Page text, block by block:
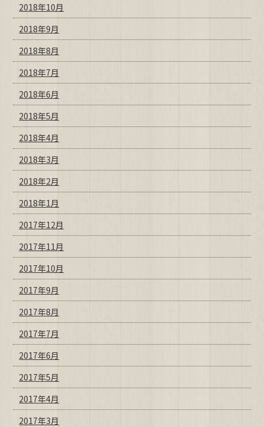
2018年10月
2018年9月
2018年8月
2018年7月
2018年6月
2018年5月
2018年4月
2018年3月
2018年2月
2018年1月
2017年12月
2017年11月
2017年10月
2017年9月
2017年8月
2017年7月
2017年6月
2017年5月
2017年4月
2017年3月